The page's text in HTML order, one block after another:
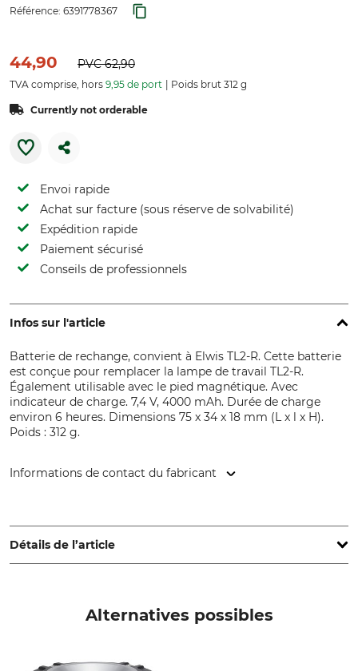
Référence: 6391778367
44,90 PVC62,90
TVA comprise, hors 9,95 de port Poids brut 312 g
Currently not orderable
Envoi rapide
Achat sur facture (sous réserve de solvabilité)
Expédition rapide
Paiement sécurisé
Conseils de professionnels
Infos sur l'article
Batterie de rechange, convient à Elwis TL2-R. Cette batterie
est conçue pour remplacer la lampe de travail TL2-R.
Également utilisable avec le pied magnétique. Avec
indicateur de charge. 7,4 V, 4000 mAh. Durée de charge
environ 6 heures. Dimensions 75 x 34 x 18 mm (L x l x H).
Poids : 312 g.
Informations de contact du fabricant
www.elwislighting.com
Détails de l’article
Alternatives possibles